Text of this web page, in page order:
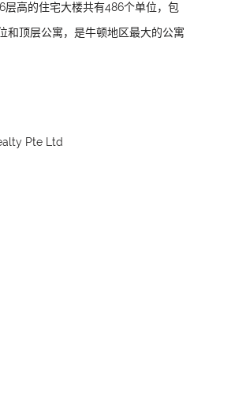
层高的住宅大楼共有486个单位，包
和顶层公寓，是牛顿地区最大的公寓
Pte Ltd